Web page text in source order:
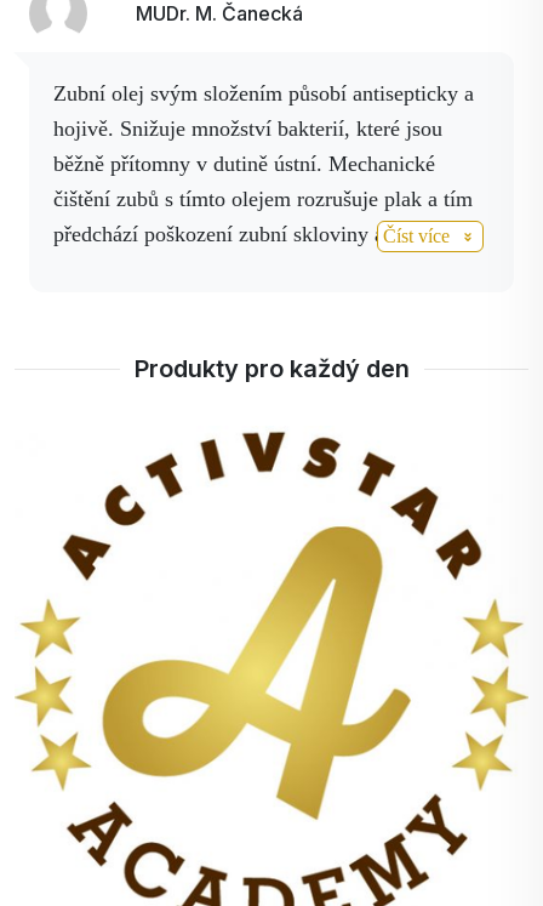
pocházejí z ekologického
MUDr. M. Čanecká
Zubní olej svým složením působí antisepticky a
hojivě. Snižuje množství bakterií, které jsou
běžně přítomny v dutině ústní. Mechanické
čištění zubů s tímto olejem rozrušuje plak a tím
předchází poškození zubní skloviny a zánětům
kartáček nakapat 5 kapek a malým krouživým
Přebytečné sliny jen plivat po
skončení není třeba vyplachovat.
Přeji trpělivost
a vytrvalost při péči o dutinu ústní.
Číst více
Produkty pro každý den